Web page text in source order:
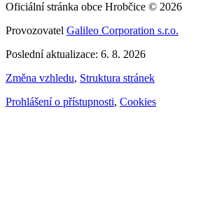
Oficiální stránka obce Hrobčice © 2026
Provozovatel Galileo Corporation s.r.o.
Poslední aktualizace: 6. 8. 2026
Změna vzhledu, Struktura stránek
Prohlášení o přístupnosti, Cookies